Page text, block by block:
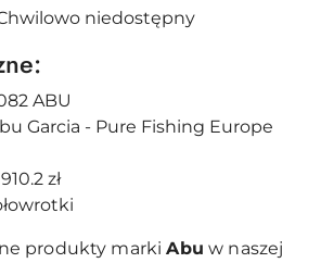
niedostępny
ABU
Garcia - Pure Fishing Europe
910.2 zł
produkty markiAbu w naszej